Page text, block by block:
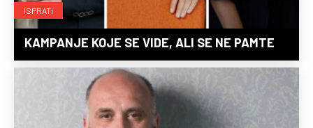
ISPRATI
KAMPANJE KOJE SE VIDE, ALI SE NE PAMTE